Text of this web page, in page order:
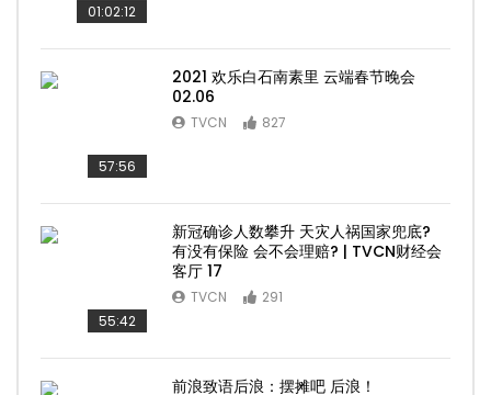
01:02:12
57:56
2021 欢乐白石南素里 云端春节晚会
02.06
TVCN 827
55:42
新冠确诊人数攀升 天灾人祸国家兜底?
有没有保险 会不会理赔? | TVCN财经会
客厅 17
TVCN 291
前浪致语后浪：摆摊吧 后浪！